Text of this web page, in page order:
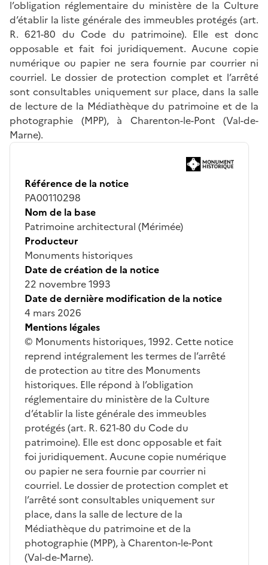
l’obligation réglementaire du ministère de la Culture
d’établir la liste générale des immeubles protégés (art.
R. 621-80 du Code du patrimoine). Elle est donc
opposable et fait foi juridiquement. Aucune copie
numérique ou papier ne sera fournie par courrier ni
courriel. Le dossier de protection complet et l’arrêté
sont consultables uniquement sur place, dans la salle
de lecture de la Médiathèque du patrimoine et de la
photographie (MPP), à Charenton-le-Pont (Val-de-
Marne).
Référence de la notice
PA00110298
Nom de la base
Patrimoine architectural (Mérimée)
Producteur
Monuments historiques
Date de création de la notice
22 novembre 1993
Date de dernière modification de la notice
4 mars 2026
Mentions légales
© Monuments historiques, 1992. Cette notice
reprend intégralement les termes de l’arrêté
de protection au titre des Monuments
historiques. Elle répond à l’obligation
réglementaire du ministère de la Culture
d’établir la liste générale des immeubles
protégés (art. R. 621-80 du Code du
patrimoine). Elle est donc opposable et fait
foi juridiquement. Aucune copie numérique
ou papier ne sera fournie par courrier ni
courriel. Le dossier de protection complet et
l’arrêté sont consultables uniquement sur
place, dans la salle de lecture de la
Médiathèque du patrimoine et de la
photographie (MPP), à Charenton-le-Pont
(Val-de-Marne).